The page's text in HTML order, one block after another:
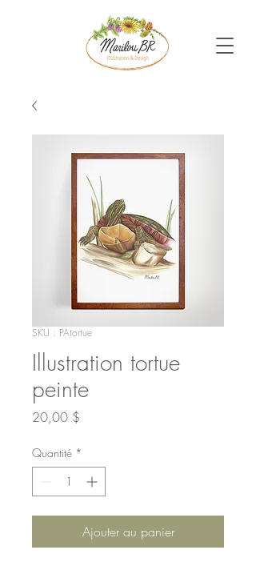
SKU : PAtortue
Illustration tortue
peinte
20,00 $
Quantité *
Ajouter au panier